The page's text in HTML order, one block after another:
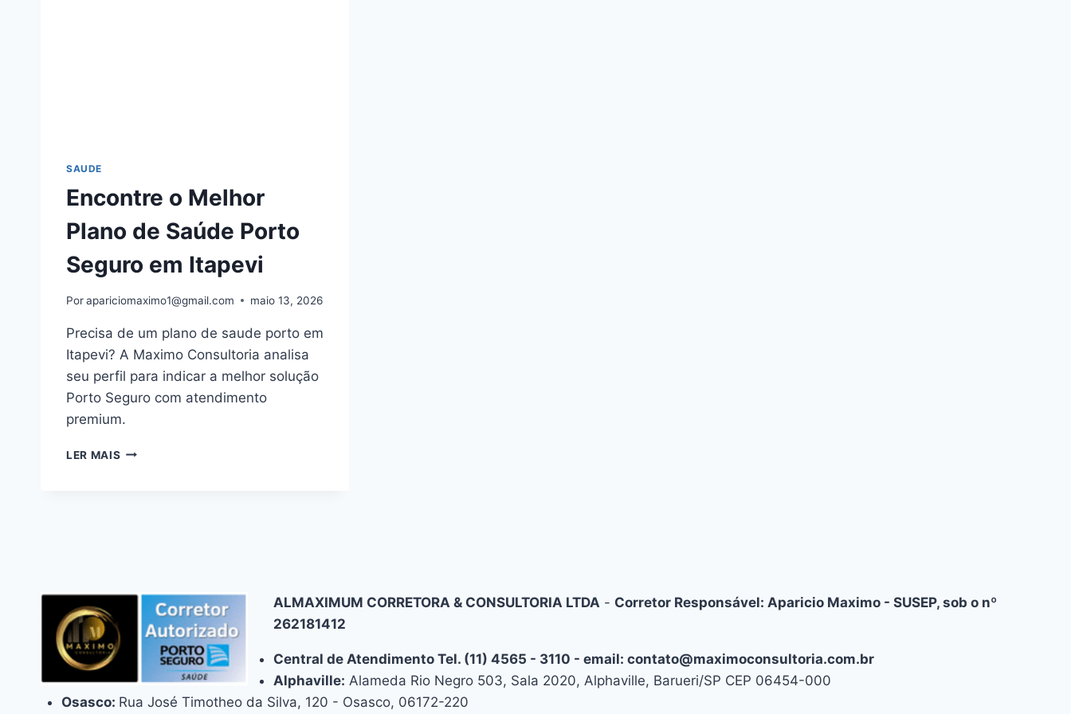
SAUDE
Encontre o Melhor
Plano de Saúde Porto
Seguro em Itapevi
Porapariciomaximo1@gmail.com maio 13, 2026
Precisa de um plano de saude porto em
Itapevi? A Maximo Consultoria analisa
seu perfil para indicar a melhor solução
Porto Seguro com atendimento
premium.
LER MAIS ENCONTRE
ITAPEVI
ALMAXIMUM CORRETORA & CONSULTORIA LTDA - Corretor Responsável: Aparicio Maximo - SUSEP, sob o nº
262181412
Central de Atendimento Tel. (11) 4565 - 3110 - email: contato@maximoconsultoria.com.br
Alphaville: Alameda Rio Negro 503, Sala 2020, Alphaville, Barueri/SP CEP 06454-000
Osasco: Rua José Timotheo da Silva, 120 - Osasco, 06172-220